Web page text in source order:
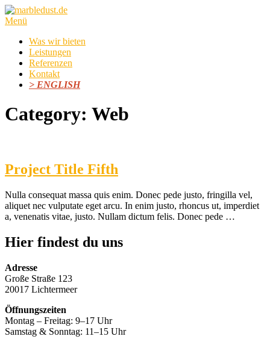
Direkt
zum
Menü
Was wir bieten
Leistungen
Referenzen
Kontakt
> ENGLISH
Category: Web
Project Title Fifth
Nulla consequat massa quis enim. Donec pede justo, fringilla vel,
aliquet nec vulputate eget arcu. In enim justo, rhoncus ut, imperdiet
a, venenatis vitae, justo. Nullam dictum felis. Donec pede …
Hier findest du uns
Adresse
Große Straße 123
20017 Lichtermeer
Öffnungszeiten
Montag – Freitag: 9–17 Uhr
Samstag & Sonntag: 11–15 Uhr